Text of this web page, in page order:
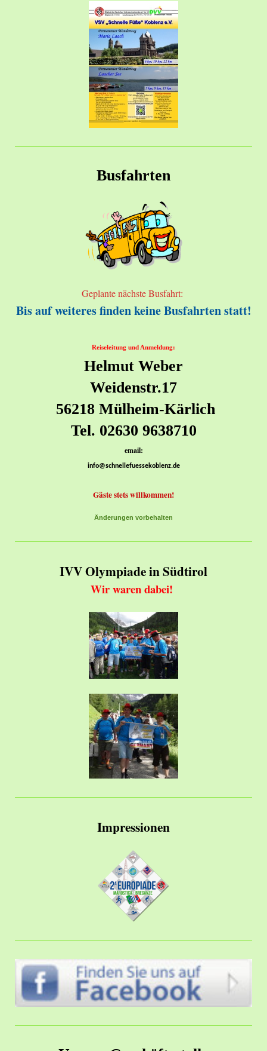
Busfahrten
Geplante nächste Busfahrt:
Bis auf weiteres finden keine Busfahrten statt!
Reiseleitung und Anmeldung:
Helmut Weber
Weidenstr.17
56218 Mülheim-Kärlich
Tel. 02630 9638710
email:
info@schnellefuessekoblenz.de
Gäste stets willkommen!
Änderungen vorbehalten
IVV Olympiade in Südtirol
Wir waren dabei!
Impressionen